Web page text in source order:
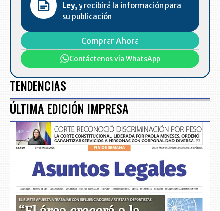
Ley, y recibirá la información para
su publicación
Comprar Ahora
Contáctenos vía WhatsApp
TENDENCIAS
ÚLTIMA EDICIÓN IMPRESA